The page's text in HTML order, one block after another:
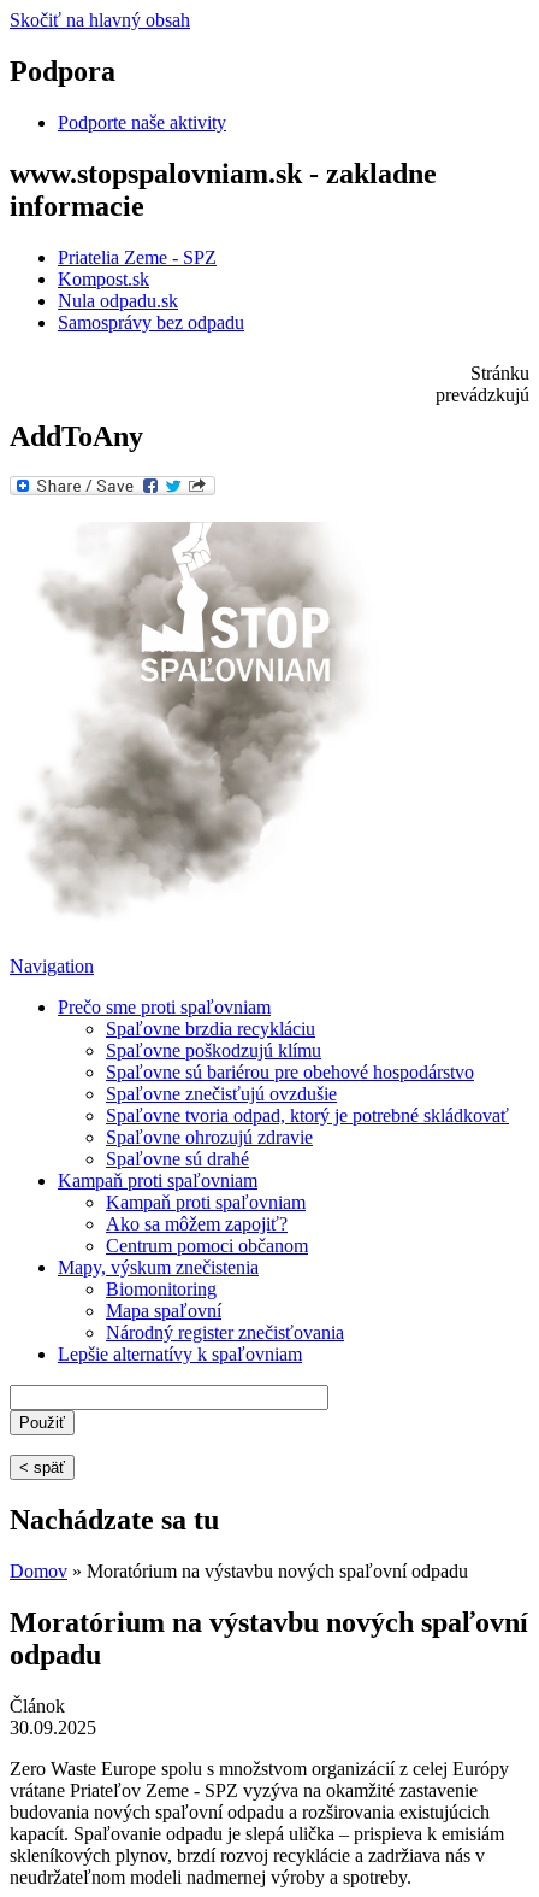
Skočiť na hlavný obsah
Podpora
Podporte naše aktivity
www.stopspalovniam.sk - zakladne
informacie
Priatelia Zeme - SPZ
Kompost.sk
Nula odpadu.sk
Samosprávy bez odpadu
Stránku
prevádzkujú
AddToAny
Navigation
Prečo sme proti spaľovniam
Spaľovne brzdia recykláciu
Spaľovne poškodzujú klímu
Spaľovne sú bariérou pre obehové hospodárstvo
Spaľovne znečisťujú ovzdušie
Spaľovne tvoria odpad, ktorý je potrebné skládkovať
Spaľovne ohrozujú zdravie
Spaľovne sú drahé
Kampaň proti spaľovniam
Kampaň proti spaľovniam
Ako sa môžem zapojiť?
Centrum pomoci občanom
Mapy, výskum znečistenia
Biomonitoring
Mapa spaľovní
Národný register znečisťovania
Lepšie alternatívy k spaľovniam
< späť
Nachádzate sa tu
Domov » Moratórium na výstavbu nových spaľovní odpadu
Moratórium na výstavbu nových spaľovní
odpadu
Článok
30.09.2025
Zero Waste Europe spolu s množstvom organizácií z celej Európy
vrátane Priateľov Zeme - SPZ vyzýva na okamžité zastavenie
budovania nových spaľovní odpadu a rozširovania existujúcich
kapacít. Spaľovanie odpadu je slepá ulička – prispieva k emisiám
skleníkových plynov, brzdí rozvoj recyklácie a zadržiava nás v
neudržateľnom modeli nadmernej výroby a spotreby.